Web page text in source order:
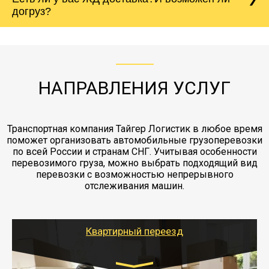
холодильника - обложить картонными
коробками и обмотать стрейч пленкой.
Вашего груза по ставке 0.15 от стоимости
груза. Мы сотрудничаем по услугам страховки
заканчивая выгрузкой в пункте получателя.
догруз?
НАПРАВЛЕНИЯ УСЛУГ
Транспортная компания Тайгер Логистик в любое время
поможет организовать автомобильные грузоперевозки
по всей России и странам СНГ. Учитывая особенности
перевозимого груза, можно выбрать подходящий вид
перевозки с возможностью непрерывного
отслеживания машин.
Квартирный переезд